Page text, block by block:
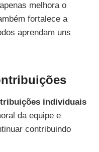
melhora o
fortalece a
aprendam uns
individuais
da equipe e
contribuindo